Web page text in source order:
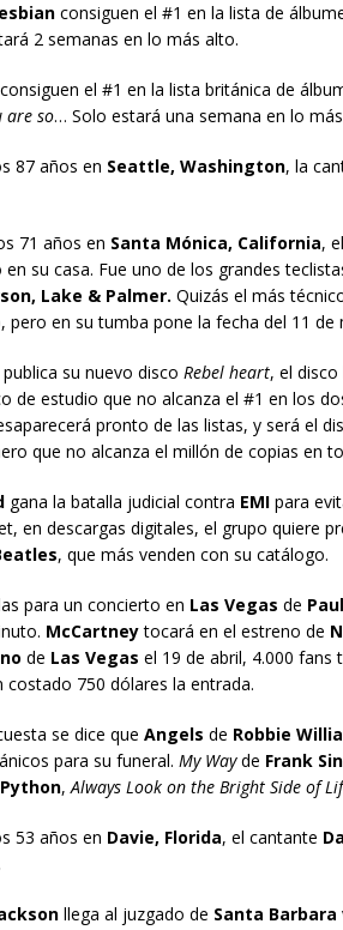
consiguen el #1 en la lista de
2 semanas en lo más alto.
el #1 en la lista británica de
are so… Solo estará una semana en lo
87 años en Seattle, Washington, la
71 años en Santa Mónica, California,
su casa. Fue uno de los grandes
Lake & Palmer. Quizás el más
pero en su tumba pone la fecha del 11 de
publica su nuevo disco Rebel heart, el disco
de estudio que no alcanza el #1 en los
pronto de las listas, y será el
que no alcanza el millón de copias en
gana la batalla judicial contra EMIpara
en descargas digitales, el grupo quiere
, que más venden con su catálogo.
para un concierto en Las Vegas de
McCartneytocará en el estreno de
de Las Vegas el 19 de abril, 4.000 fans
costado 750 dólares la entrada.
se dice que Angels de Robbie
para su funeral. My Wayde Frank
,Always Look on the Bright Side of
53 años en Davie, Florida, el cantante
llega al juzgado de Santa Barbara